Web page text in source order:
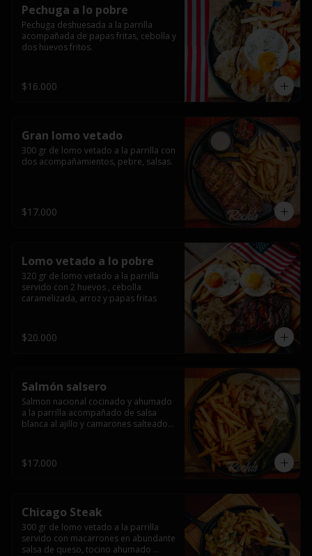
Pechuga a lo pobre
Pechuga deshuesada a la parrilla
acompañada de papas fritas, cebolla y
dos huevos fritos.
$16.000
Gran lomo vetado
300 gr de lomo vetado a la parrilla con
dos acompañamientos, pebre, salsas.
$17.000
Lomo vetado a lo pobre
320 gr de lomo vetado a la parrilla
servido con 2 huevos , cebolla
caramelizada, arroz y papas fritas
$20.000
Salmón salsero
Salmon nacional cocinado y ahumado
a la parrilla acompañado de salsa
blanca al ajillo y camarones salteados,
$17.000
Chicago Steak
300 gr de lomo vetado a la parrilla
servido con macarrones en abundante
salsa de queso, tocino ahumado